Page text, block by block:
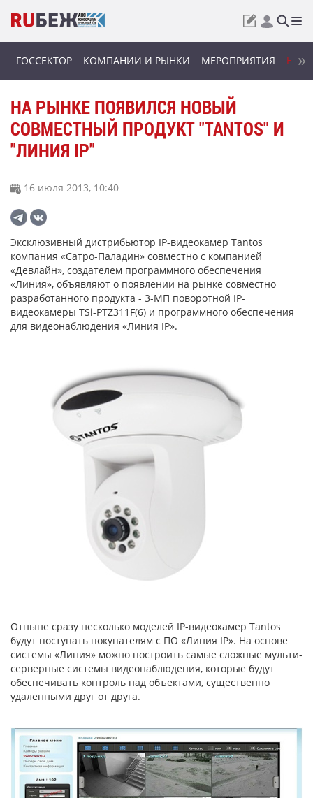
ГОССЕКТОР КОМПАНИИ И РЫНКИ МЕРОПРИЯТИЯ
НА РЫНКЕ ПОЯВИЛСЯ НОВЫЙ
СОВМЕСТНЫЙ ПРОДУКТ "TANTOS" И
"ЛИНИЯ IP"
16 июля 2013, 10:40
Эксклюзивный дистрибьютор IP-видеокамер Tantos
компания «Сатро-Паладин» совместно с компанией
«Девлайн», создателем программного обеспечения
«Линия», объявляют о появлении на рынке совместно
разработанного продукта - 3-МП поворотной IP-
видеокамеры TSi-PTZ311F(6) и программного обеспечения
для видеонаблюдения «Линия IP».
Отныне сразу несколько моделей IP-видеокамер Tantos
будут поступать покупателям с ПО «Линия IP». На основе
системы «Линия» можно построить самые сложные мульти-
серверные системы видеонаблюдения, которые будут
обеспечивать контроль над объектами, существенно
удаленными друг от друга.